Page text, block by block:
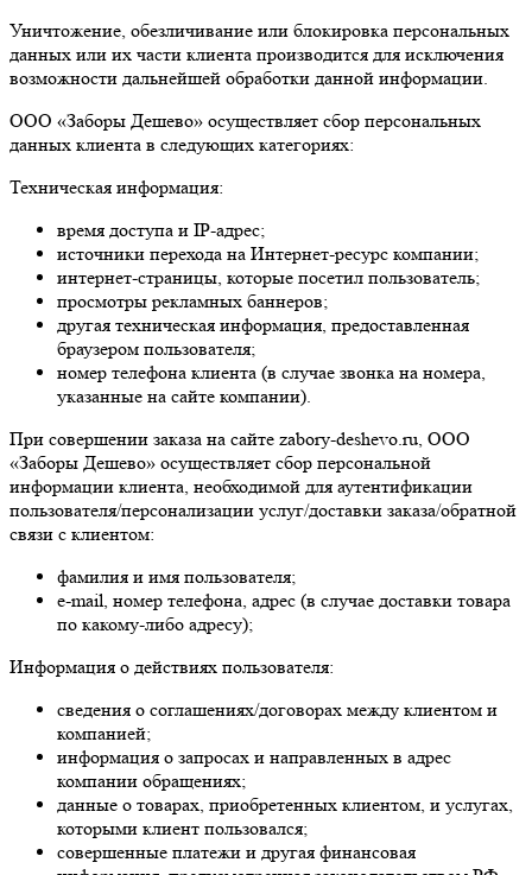
Уничтожение, обезличивание или блокировка персональных
данных или их части клиента производится для исключения
возможности дальнейшей обработки данной информации.
ООО «Заборы Дешево» осуществляет сбор персональных
данных клиента в следующих категориях:
Техническая информация:
время доступа и IP-адрес;
источники перехода на Интернет-ресурс компании;
интернет-страницы, которые посетил пользователь;
просмотры рекламных баннеров;
другая техническая информация, предоставленная
браузером пользователя;
номер телефона клиента (в случае звонка на номера,
указанные на сайте компании).
При совершении заказа на сайте zabory-deshevo.ru, ООО
«Заборы Дешево» осуществляет сбор персональной
информации клиента, необходимой для аутентификации
пользователя/персонализации услуг/доставки заказа/обратной
связи с клиентом:
фамилия и имя пользователя;
e-mail, номер телефона, адрес (в случае доставки товара
по какому-либо адресу);
Информация о действиях пользователя:
сведения о соглашениях/договорах между клиентом и
компанией;
информация о запросах и направленных в адрес
компании обращениях;
данные о товарах, приобретенных клиентом, и услугах,
которыми клиент пользовался;
совершенные платежи и другая финансовая